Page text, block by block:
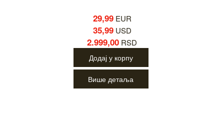
29,99EUR
35,99USD
2.999,00 RSD
Додај у корпу
Више детаља